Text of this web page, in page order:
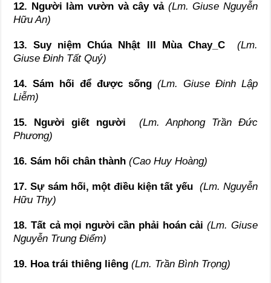
12. Người làm vườn và cây vả (Lm. Giuse Nguyễn
Hữu An)
13. Suy niệm Chúa Nhật III Mùa Chay_C (Lm.
Giuse Đinh Tất Quý)
14. Sám hối để được sống (Lm. Giuse Đinh Lập
Liễm)
15. Người giết người (Lm. Anphong Trần Đức
Phương)
16. Sám hối chân thành(Cao Huy Hoàng)
17. Sự sám hối, một điều kiện tất yếu (Lm. Nguyễn
Hữu Thy)
18. Tất cả mọi người cần phải hoán cải(Lm. Giuse
Nguyễn Trung Điểm)
19. Hoa trái thiêng liêng(Lm. Trần Bình Trọng)